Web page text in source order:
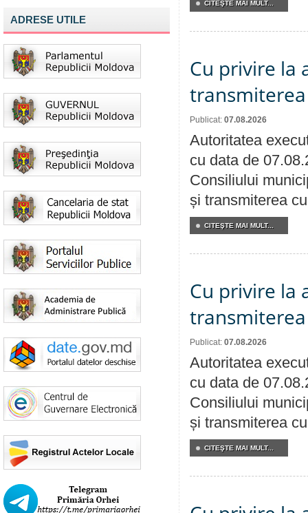
ADRESE UTILE
CITEŞTE MAI MULT...
Cu privire la
Publicat: 07.08.2026
Autoritatea
cu data de
Consiliului
și transmiterea
CITEŞTE MAI MULT...
Cu privire la
Publicat: 07.08.2026
Autoritatea
cu data de
Consiliului
și transmiterea
CITEŞTE MAI MULT...